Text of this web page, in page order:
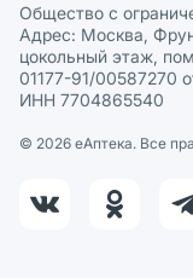
Общество с
Адрес: Москва,
цокольный этаж,
01177-91/00587270
ИНН 7704865540
© 2026 eАптека. Все